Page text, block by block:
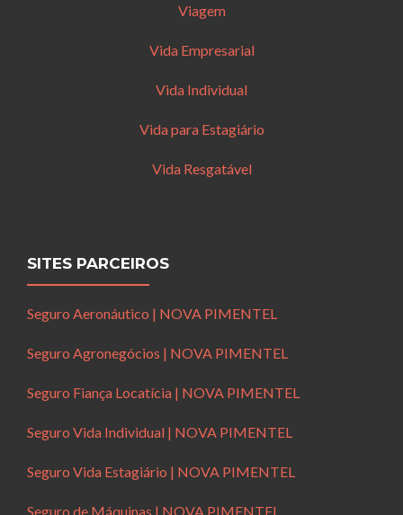
Viagem
Vida Empresarial
Vida Individual
Vida para Estagiário
Vida Resgatável
SITES PARCEIROS
Seguro Aeronáutico | NOVA PIMENTEL
Seguro Agronegócios | NOVA PIMENTEL
Seguro Fiança Locatícia | NOVA PIMENTEL
Seguro Vida Individual | NOVA PIMENTEL
Seguro Vida Estagiário | NOVA PIMENTEL
Seguro de Máquinas | NOVA PIMENTEL